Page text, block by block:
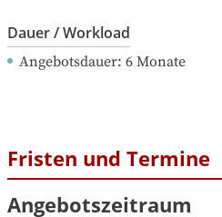
Dauer / Workload
Angebotsdauer: 6 Monate
Fristen und Termine
Angebotszeitraum